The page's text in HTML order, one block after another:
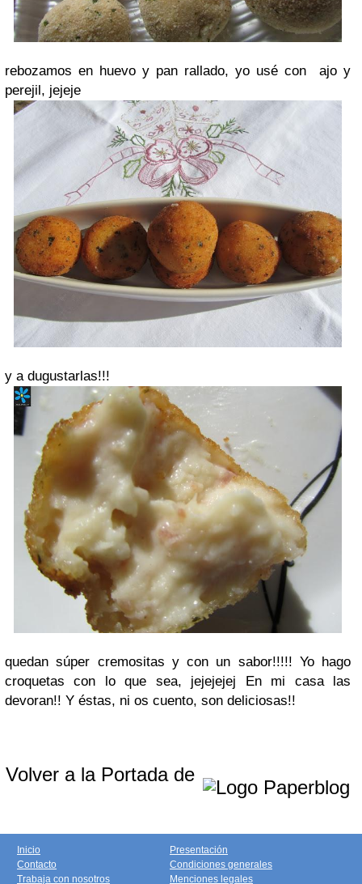
rebozamos en huevo y pan rallado, yo usé con ajo y
perejil, jejeje
y a dugustarlas!!!
quedan súper cremositas y con un sabor!!!!! Yo hago
croquetas con lo que sea, jejejejej En mi casa las
devoran!! Y éstas, ni os cuento, son deliciosas!!
Volver a la Portada de
Inicio
Contacto
Trabaja con nosotros
Presentación
Condiciones generales
Menciones legales